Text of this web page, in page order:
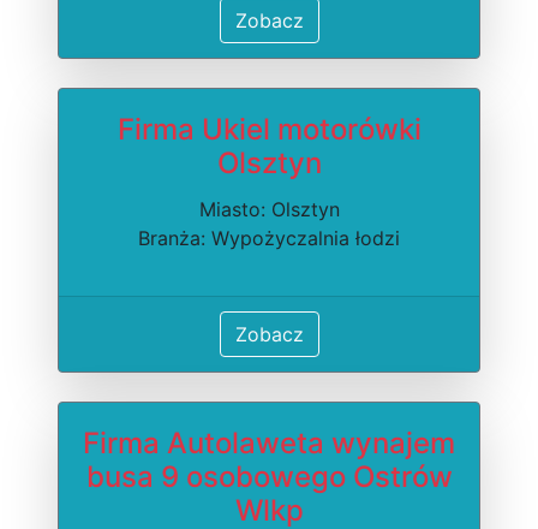
Zobacz
Firma Ukiel motorówki
Olsztyn
Miasto: Olsztyn
Branża: Wypożyczalnia łodzi
Zobacz
Firma Autolaweta wynajem
busa 9 osobowego Ostrów
Wlkp